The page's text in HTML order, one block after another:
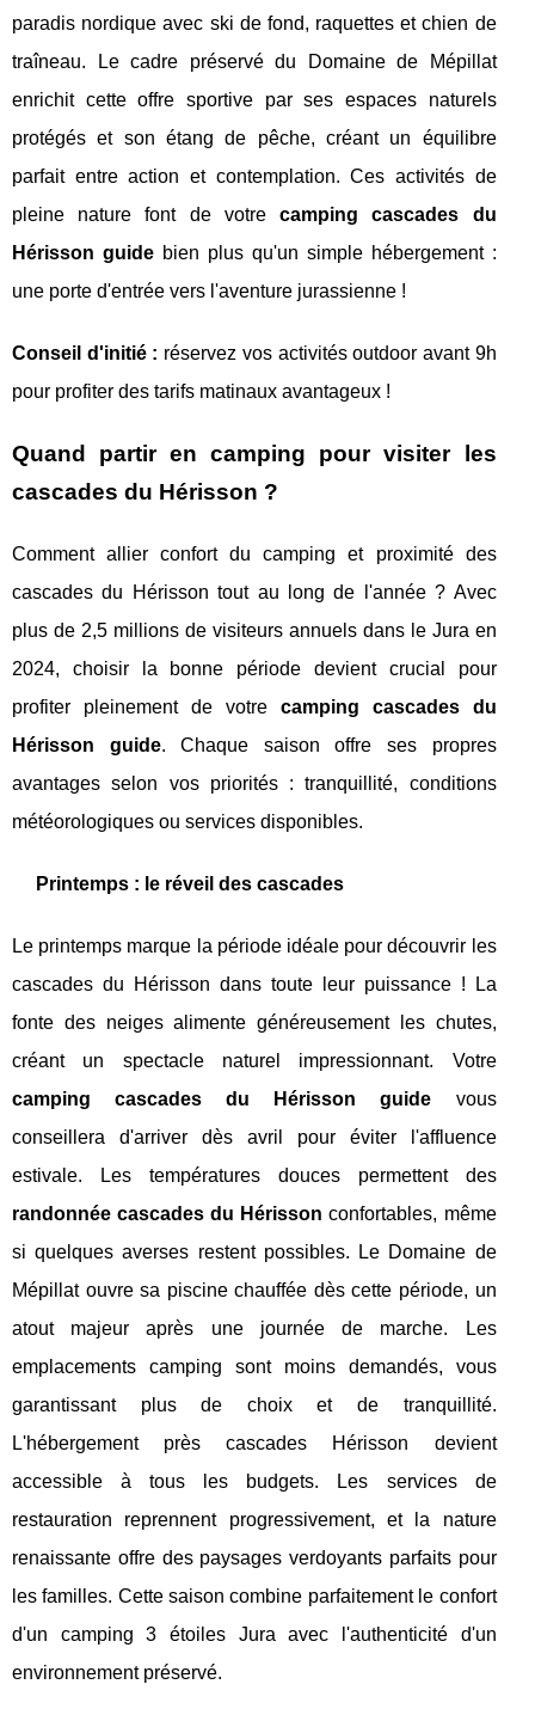
paradis nordique avec ski de fond, raquettes et chien de
traîneau. Le cadre préservé du Domaine de Mépillat
enrichit cette offre sportive par ses espaces naturels
protégés et son étang de pêche, créant un équilibre
parfait entre action et contemplation. Ces activités de
pleine nature font de votrecamping cascades du
Hérisson guidebien plus qu'un simple hébergement :
une porte d'entrée vers l'aventure jurassienne !
Conseil d'initié : réservez vos activités outdoor avant 9h
pour profiter des tarifs matinaux avantageux !
Quand partir en camping pour visiter les
cascades du Hérisson ?
Comment allier confort du camping et proximité des
cascades du Hérisson tout au long de l'année ? Avec
plus de 2,5 millions de visiteurs annuels dans le Jura en
2024, choisir la bonne période devient crucial pour
profiter pleinement de votre camping cascades du
Hérisson guide. Chaque saison offre ses propres
avantages selon vos priorités : tranquillité, conditions
météorologiques ou services disponibles.
Printemps : le réveil des cascades
Le printemps marque la période idéale pour découvrir les
cascades du Hérisson dans toute leur puissance ! La
fonte des neiges alimente généreusement les chutes,
créant un spectacle naturel impressionnant. Votre
camping cascades du Hérisson guide vous
conseillera d'arriver dès avril pour éviter l'affluence
estivale. Les températures douces permettent des
randonnée cascades du Hérisson confortables, même
si quelques averses restent possibles. Le Domaine de
Mépillat ouvre sa piscine chauffée dès cette période, un
atout majeur après une journée de marche. Les
emplacements camping sont moins demandés, vous
garantissant plus de choix et de tranquillité.
L'hébergement près cascades Hérisson devient
accessible à tous les budgets. Les services de
restauration reprennent progressivement, et la nature
renaissante offre des paysages verdoyants parfaits pour
les familles. Cette saison combine parfaitement le confort
d'un camping 3 étoiles Jura avec l'authenticité d'un
environnement préservé.